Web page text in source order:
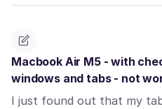
Macbook Air M5 - with
windows and tabs - not
I just found out that my